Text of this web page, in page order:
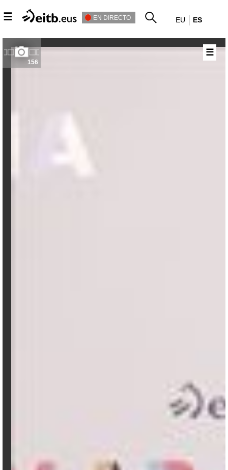
☰ EN DIRECTO EU ES
156
☰